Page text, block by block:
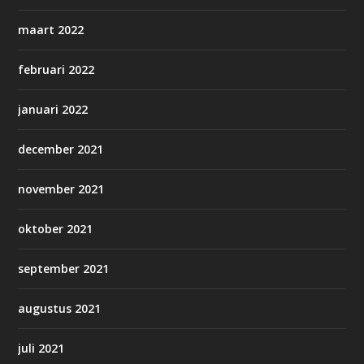
maart 2022
februari 2022
januari 2022
december 2021
november 2021
oktober 2021
september 2021
augustus 2021
juli 2021